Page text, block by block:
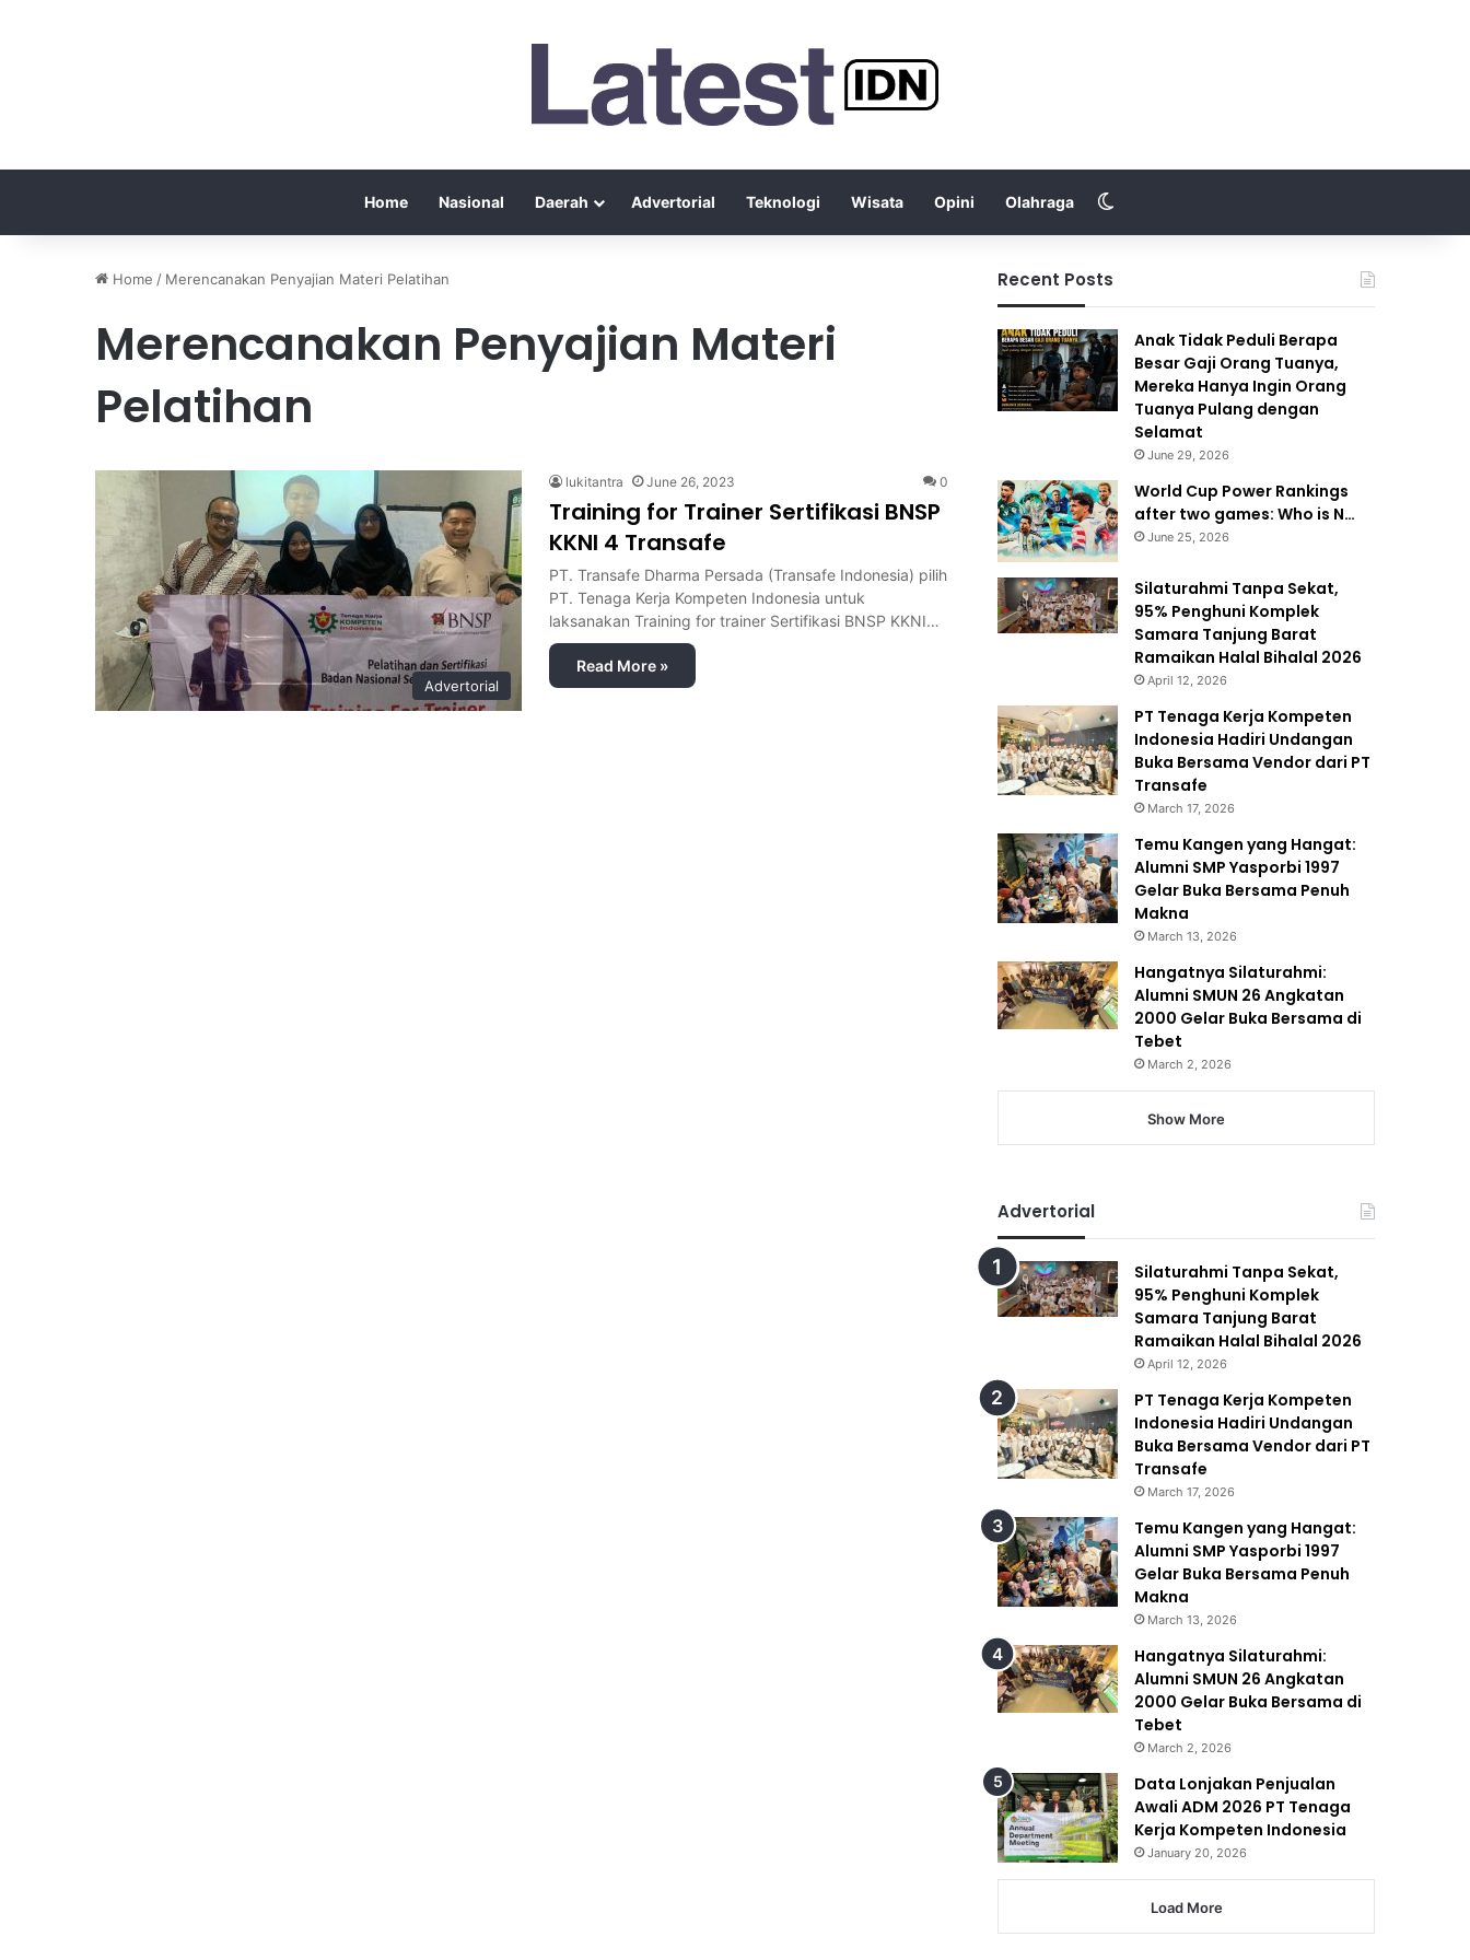
Home Nasional Daerah Advertorial Teknologi Wisata Opini Olahraga Switch skin
Home / Merencanakan Penyajian Materi Pelatihan
Merencanakan Penyajian Materi
Pelatihan
Advertorial
lukitantra June 26, 2023 0
Training for Trainer Sertifikasi BNSP
KKNI 4 Transafe
PT. Transafe Dharma Persada (Transafe Indonesia) pilih
PT. Tenaga Kerja Kompeten Indonesia untuk
laksanakan Training for trainer Sertifikasi BNSP KKNI…
Read More »
Recent Posts
Anak Tidak Peduli Berapa
Besar Gaji Orang Tuanya,
Mereka Hanya Ingin Orang
Tuanya Pulang dengan
Selamat
June 29, 2026
World Cup Power Rankings
after two games: Who is N…
June 25, 2026
Silaturahmi Tanpa Sekat,
95% Penghuni Komplek
Samara Tanjung Barat
Ramaikan Halal Bihalal 2026
April 12, 2026
PT Tenaga Kerja Kompeten
Indonesia Hadiri Undangan
Buka Bersama Vendor dari PT
Transafe
March 17, 2026
Temu Kangen yang Hangat:
Alumni SMP Yasporbi 1997
Gelar Buka Bersama Penuh
Makna
March 13, 2026
Hangatnya Silaturahmi:
Alumni SMUN 26 Angkatan
2000 Gelar Buka Bersama di
Tebet
March 2, 2026
Show More
Advertorial
Silaturahmi Tanpa Sekat,
95% Penghuni Komplek
Samara Tanjung Barat
Ramaikan Halal Bihalal 2026
April 12, 2026
PT Tenaga Kerja Kompeten
Indonesia Hadiri Undangan
Buka Bersama Vendor dari PT
Transafe
March 17, 2026
Temu Kangen yang Hangat:
Alumni SMP Yasporbi 1997
Gelar Buka Bersama Penuh
Makna
March 13, 2026
Hangatnya Silaturahmi:
Alumni SMUN 26 Angkatan
2000 Gelar Buka Bersama di
Tebet
March 2, 2026
Data Lonjakan Penjualan
Awali ADM 2026 PT Tenaga
Kerja Kompeten Indonesia
January 20, 2026
Load More